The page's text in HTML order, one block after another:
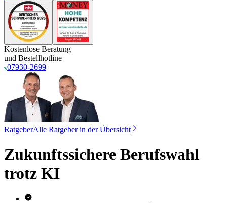
Kostenlose Beratung
und Bestellhotline
07930-2699
RatgeberAlle Ratgeber in der Übersicht
Zukunftssichere Berufswahl
trotz KI